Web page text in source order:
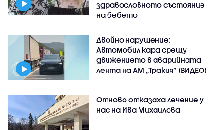
здравословното състояние
на бебето
Двойно нарушение:
Автомобил кара срещу
движението в аварийната
лента на АМ „Тракия” (ВИДЕО)
Отново отказаха лечение у
нас на Ива Михаилова